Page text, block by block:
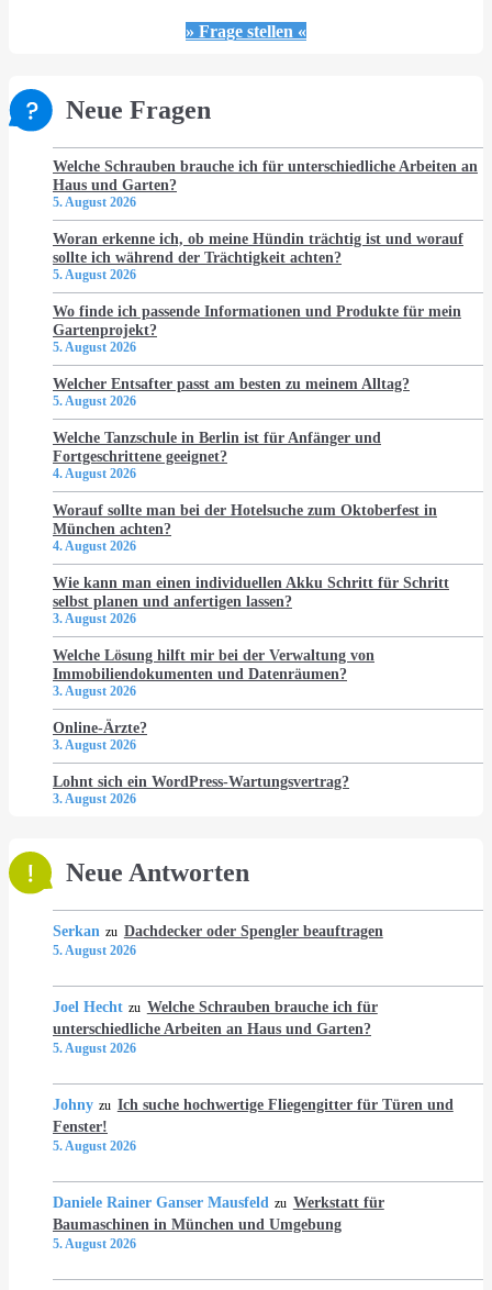
» Frage stellen «
Neue Fragen
Welche Schrauben brauche ich für unterschiedliche Arbeiten an
Haus und Garten?
5. August 2026
Woran erkenne ich, ob meine Hündin trächtig ist und worauf
sollte ich während der Trächtigkeit achten?
5. August 2026
Wo finde ich passende Informationen und Produkte für mein
Gartenprojekt?
5. August 2026
Welcher Entsafter passt am besten zu meinem Alltag?
5. August 2026
Welche Tanzschule in Berlin ist für Anfänger und
Fortgeschrittene geeignet?
4. August 2026
Worauf sollte man bei der Hotelsuche zum Oktoberfest in
München achten?
4. August 2026
Wie kann man einen individuellen Akku Schritt für Schritt
selbst planen und anfertigen lassen?
3. August 2026
Welche Lösung hilft mir bei der Verwaltung von
Immobiliendokumenten und Datenräumen?
3. August 2026
Online-Ärzte?
3. August 2026
Lohnt sich ein WordPress-Wartungsvertrag?
3. August 2026
Neue Antworten
Serkan zu Dachdecker oder Spengler beauftragen
5. August 2026
Joel Hecht zu Welche Schrauben brauche ich für
unterschiedliche Arbeiten an Haus und Garten?
5. August 2026
Johny zu Ich suche hochwertige Fliegengitter für Türen und
Fenster!
5. August 2026
Daniele Rainer Ganser Mausfeld zu Werkstatt für
Baumaschinen in München und Umgebung
5. August 2026